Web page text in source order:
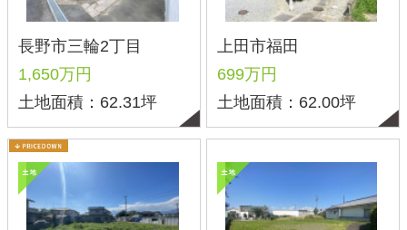
リフォームサイトはこちら
コラム 採用情報
プライバシーポリシー
サイトマップ